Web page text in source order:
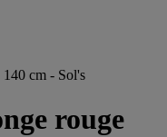
140 cm - Sol's
rouge